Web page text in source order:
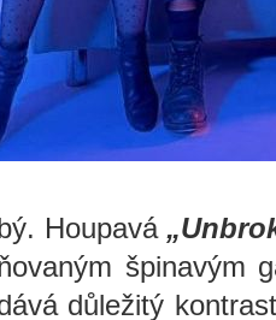
Houpavá
špinavým
důležitý